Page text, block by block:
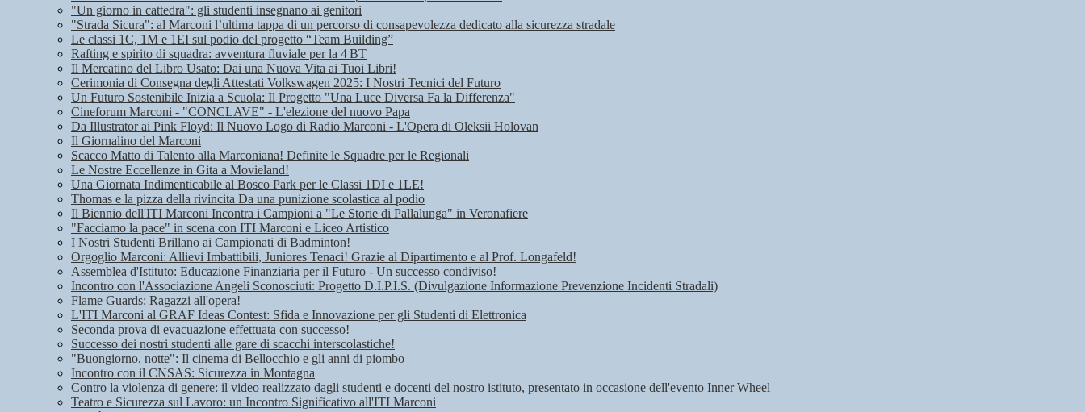
"Un giorno in cattedra": gli studenti insegnano ai genitori
"Strada Sicura": al Marconi l’ultima tappa di un percorso di consapevolezza dedicato alla sicurezza stradale
Le classi 1C, 1M e 1EI sul podio del progetto “Team Building”
Rafting e spirito di squadra: avventura fluviale per la 4 BT
Il Mercatino del Libro Usato: Dai una Nuova Vita ai Tuoi Libri!
Cerimonia di Consegna degli Attestati Volkswagen 2025: I Nostri Tecnici del Futuro
Un Futuro Sostenibile Inizia a Scuola: Il Progetto "Una Luce Diversa Fa la Differenza"
Cineforum Marconi - "CONCLAVE" - L'elezione del nuovo Papa
Da Illustrator ai Pink Floyd: Il Nuovo Logo di Radio Marconi - L'Opera di Oleksii Holovan
Il Giornalino del Marconi
Scacco Matto di Talento alla Marconiana! Definite le Squadre per le Regionali
Le Nostre Eccellenze in Gita a Movieland!
Una Giornata Indimenticabile al Bosco Park per le Classi 1DI e 1LE!
Thomas e la pizza della rivincita Da una punizione scolastica al podio
Il Biennio dell'ITI Marconi Incontra i Campioni a "Le Storie di Pallalunga" in Veronafiere
"Facciamo la pace" in scena con ITI Marconi e Liceo Artistico
I Nostri Studenti Brillano ai Campionati di Badminton!
Orgoglio Marconi: Allievi Imbattibili, Juniores Tenaci! Grazie al Dipartimento e al Prof. Longafeld!
Assemblea d'Istituto: Educazione Finanziaria per il Futuro - Un successo condiviso!
Incontro con l'Associazione Angeli Sconosciuti: Progetto D.I.P.I.S. (Divulgazione Informazione Prevenzione Incidenti Stradali)
Flame Guards: Ragazzi all'opera!
L'ITI Marconi al GRAF Ideas Contest: Sfida e Innovazione per gli Studenti di Elettronica
Seconda prova di evacuazione effettuata con successo!
Successo dei nostri studenti alle gare di scacchi interscolastiche!
"Buongiorno, notte": Il cinema di Bellocchio e gli anni di piombo
Incontro con il CNSAS: Sicurezza in Montagna
Contro la violenza di genere: il video realizzato dagli studenti e docenti del nostro istituto, presentato in occasione dell'evento Inner Wheel
Teatro e Sicurezza sul Lavoro: un Incontro Significativo all'ITI Marconi